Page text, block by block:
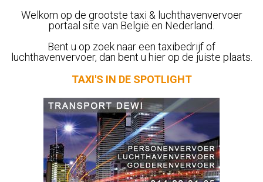
Welkom op de grootste taxi & luchthavenvervoer
portaal site van België en Nederland.
Bent u op zoek naar een taxibedrijf of
luchthavenvervoer, dan bent u hier op de juiste plaats.
TAXI'S IN DE SPOTLIGHT